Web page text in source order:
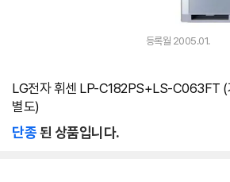
등록월 2005.01.
LG전자 휘센 LP-C182PS+LS-C063FT (
별도)
단종된 상품입니다.